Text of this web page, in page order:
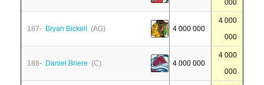
000
187- Bryan Bickell (AG) 4 000 000
4 000
000
188- Daniel Briere (C) 4 000 000
4 000
000